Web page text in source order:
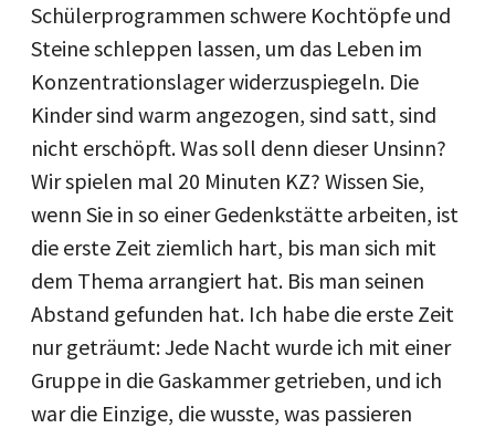
Schülerprogrammen schwere Kochtöpfe und
Steine schleppen lassen, um das Leben im
Konzentrationslager widerzuspiegeln. Die
Kinder sind warm angezogen, sind satt, sind
nicht erschöpft. Was soll denn dieser Unsinn?
Wir spielen mal 20 Minuten KZ? Wissen Sie,
wenn Sie in so einer Gedenkstätte arbeiten, ist
die erste Zeit ziemlich hart, bis man sich mit
dem Thema arrangiert hat. Bis man seinen
Abstand gefunden hat. Ich habe die erste Zeit
nur geträumt: Jede Nacht wurde ich mit einer
Gruppe in die Gaskammer getrieben, und ich
war die Einzige, die wusste, was passieren